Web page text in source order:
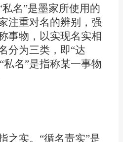
名”是墨家所使用的
注重对名的辨别，强
事物，以实现名实相
分为三类，即“达
私名”是指称某一事物
之实。“循名责实”是